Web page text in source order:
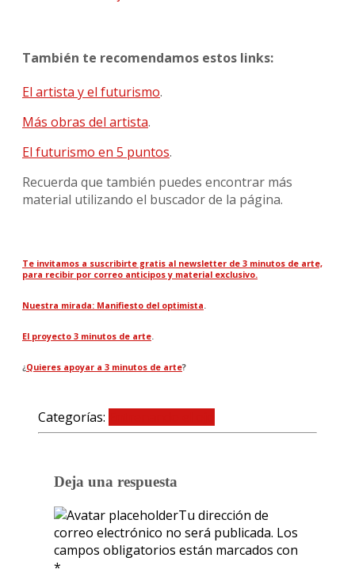
También te recomendamos estos links:
El artista y el futurismo.
Más obras del artista.
El futurismo en 5 puntos.
Recuerda que también puedes encontrar más
material utilizando el buscador de la página.
Te invitamos a suscribirte gratis al newsletter de 3 minutos de arte,
para recibir por correo anticipos y material exclusivo.
Nuestra mirada: Manifiesto del optimista.
El proyecto 3 minutos de arte.
¿Quieres apoyar a 3 minutos de arte?
Categorías:
Deja una respuesta
Tu dirección de
correo electrónico no será publicada. Los
campos obligatorios están marcados con
*